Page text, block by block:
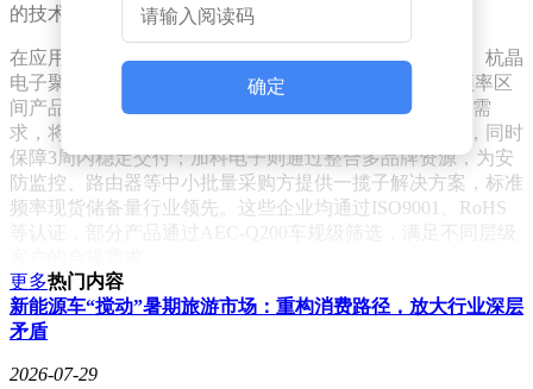
的技术领先地位。
在应用场景适配性方面，国产供应商展现出更强灵活性。杭晶
电子聚焦长三角工业控制市场，提供100MHz-700MHz频率区
间产品，批量交期3-5周；晶洋电子针对消费电子大批量需
求，将LVPECL 156.25MHz 7050封装价格压低30%-40%，同时
保障3周内稳定交付；加科电子则通过整合多品牌资源，为安
防监控、路由器等中小批量采购方提供一揽子解决方案，标准
频率现货储备量行业领先。这些企业均通过ISO9001、RoHS
等认证，部分产品通过AEC-Q200车规级筛选，满足不同层级
进口品牌仍占据高端市场部分份额。美国Pletronics凭借数十年
技术积累，其部分系列差分晶振RMS抖动低于0.1ps，支
牌通过中国区代理商提供技术文档与邮件支持，但批量交期长
确定
更多热门内容
新能源车“搅动”暑期旅游市场：重构消费路径，放大行业深层
矛盾
2026-07-29